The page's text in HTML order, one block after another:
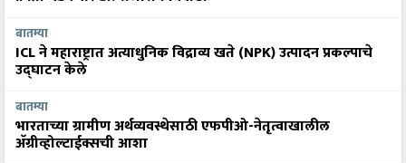
ICL ने महाराष्ट्रात अत्याधुनिक विद्राव्य खते (NPK) उत्पादन प्रकल्पाचे
उद्घाटन केले
बातम्या
भारताच्या ग्रामीण अर्थव्यवस्थेसाठी एफपीओ-नेतृत्वाखालील
अ‍ॅग्रीव्होल्टाईक्सची आशा